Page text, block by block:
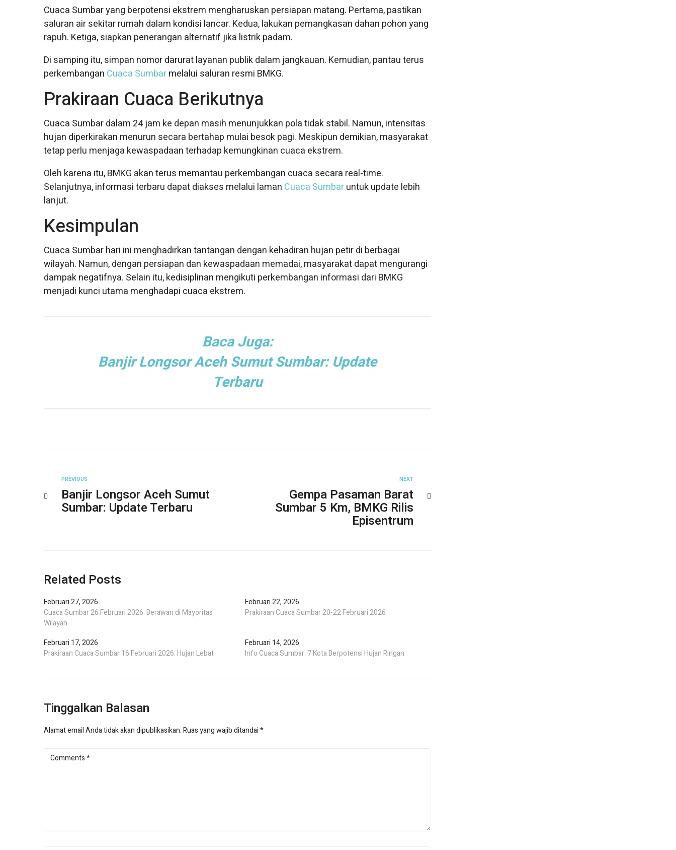
Cuaca Sumbar yang berpotensi ekstrem mengharuskan persiapan matang. Pertama, pastikan
saluran air sekitar rumah dalam kondisi lancar. Kedua, lakukan pemangkasan dahan pohon yang
rapuh. Ketiga, siapkan penerangan alternatif jika listrik padam.
Di samping itu, simpan nomor darurat layanan publik dalam jangkauan. Kemudian, pantau terus
perkembangan Cuaca Sumbarmelalui saluran resmi BMKG.
Prakiraan Cuaca Berikutnya
Cuaca Sumbar dalam 24 jam ke depan masih menunjukkan pola tidak stabil. Namun, intensitas
hujan diperkirakan menurun secara bertahap mulai besok pagi. Meskipun demikian, masyarakat
tetap perlu menjaga kewaspadaan terhadap kemungkinan cuaca ekstrem.
Oleh karena itu, BMKG akan terus memantau perkembangan cuaca secara real-time.
Selanjutnya, informasi terbaru dapat diakses melalui laman Cuaca Sumbaruntuk update lebih
lanjut.
Kesimpulan
Cuaca Sumbar hari ini menghadirkan tantangan dengan kehadiran hujan petir di berbagai
wilayah. Namun, dengan persiapan dan kewaspadaan memadai, masyarakat dapat mengurangi
dampak negatifnya. Selain itu, kedisiplinan mengikuti perkembangan informasi dari BMKG
menjadi kunci utama menghadapi cuaca ekstrem.
Baca Juga:
Banjir Longsor Aceh Sumut Sumbar: Update
Terbaru
PREVIOUS
Banjir Longsor Aceh Sumut
Sumbar: Update Terbaru
NEXT
Gempa Pasaman Barat
Sumbar 5 Km, BMKG Rilis
Episentrum
Related Posts
Februari 27, 2026
Cuaca Sumbar 26 Februari 2026: Berawan di Mayoritas
Wilayah
Februari 22, 2026
Prakiraan Cuaca Sumbar 20-22 Februari 2026
Februari 17, 2026
Prakiraan Cuaca Sumbar 16 Februari 2026: Hujan Lebat
Februari 14, 2026
Info Cuaca Sumbar: 7 Kota Berpotensi Hujan Ringan
Tinggalkan Balasan
Alamat email Anda tidak akan dipublikasikan.Ruas yang wajib ditandai*